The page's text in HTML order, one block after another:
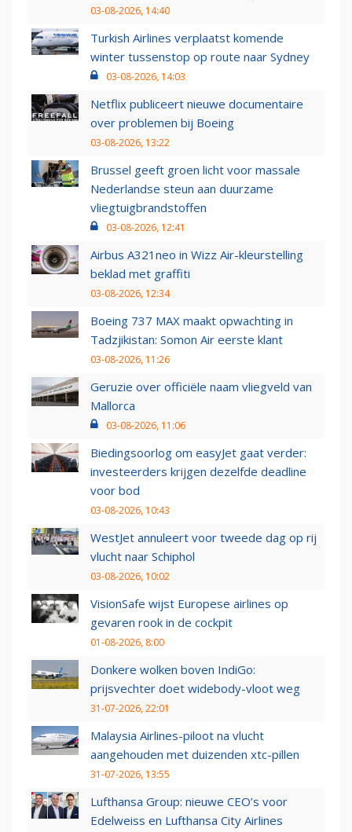
03-08-2026, 14:40
Turkish Airlines verplaatst komende
winter tussenstop op route naar Sydney
03-08-2026, 14:03
Netflix publiceert nieuwe documentaire
over problemen bij Boeing
03-08-2026, 13:22
Brussel geeft groen licht voor massale
Nederlandse steun aan duurzame
vliegtuigbrandstoffen
03-08-2026, 12:41
Airbus A321neo in Wizz Air-kleurstelling
beklad met graffiti
03-08-2026, 12:34
Boeing 737 MAX maakt opwachting in
Tadzjikistan: Somon Air eerste klant
03-08-2026, 11:26
Geruzie over officiële naam vliegveld van
Mallorca
03-08-2026, 11:06
Biedingsoorlog om easyJet gaat verder:
investeerders krijgen dezelfde deadline
voor bod
03-08-2026, 10:43
WestJet annuleert voor tweede dag op rij
vlucht naar Schiphol
03-08-2026, 10:02
VisionSafe wijst Europese airlines op
gevaren rook in de cockpit
01-08-2026, 8:00
Donkere wolken boven IndiGo:
prijsvechter doet widebody-vloot weg
31-07-2026, 22:01
Malaysia Airlines-piloot na vlucht
aangehouden met duizenden xtc-pillen
31-07-2026, 13:55
Lufthansa Group: nieuwe CEO’s voor
Edelweiss en Lufthansa City Airlines